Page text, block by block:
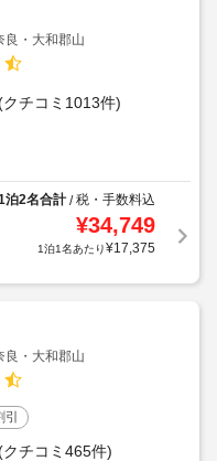
良・大和郡山
クチコミ1013件)
泊2名合計/税・手数料込
¥34,749
1泊1名あたり¥17,375
良・大和郡山
クチコミ465件)